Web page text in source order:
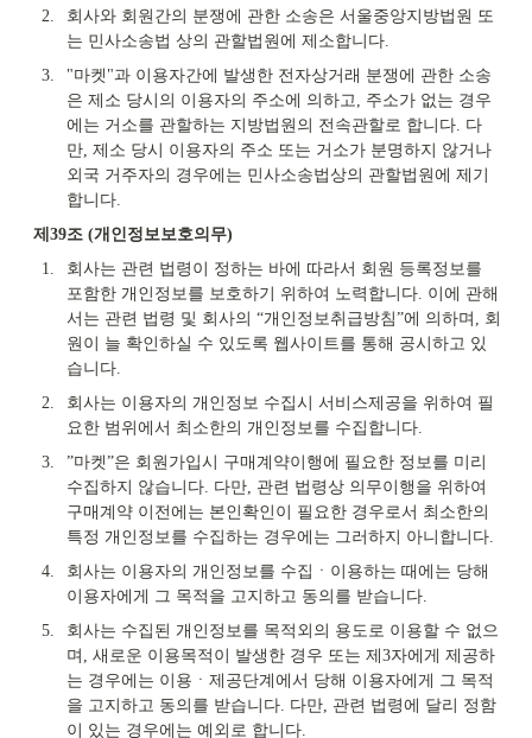
2.
회사와 회원간의 분쟁에 관한 소송은 서울중앙지방법원 또
는 민사소송법 상의 관할법원에 제소합니다.
3.
"마켓"과 이용자간에 발생한 전자상거래 분쟁에 관한 소송
은 제소 당시의 이용자의 주소에 의하고, 주소가 없는 경우
에는 거소를 관할하는 지방법원의 전속관할로 합니다. 다
만, 제소 당시 이용자의 주소 또는 거소가 분명하지 않거나
외국 거주자의 경우에는 민사소송법상의 관할법원에 제기
합니다.
제39조 (개인정보보호의무)
1.
회사는 관련 법령이 정하는 바에 따라서 회원 등록정보를
포함한 개인정보를 보호하기 위하여 노력합니다. 이에 관해
서는 관련 법령 및 회사의 “개인정보취급방침”에 의하며, 회
원이 늘 확인하실 수 있도록 웹사이트를 통해 공시하고 있
습니다.
2.
회사는 이용자의 개인정보 수집시 서비스제공을 위하여 필
요한 범위에서 최소한의 개인정보를 수집합니다.
3.
”마켓”은 회원가입시 구매계약이행에 필요한 정보를 미리
수집하지 않습니다. 다만, 관련 법령상 의무이행을 위하여
구매계약 이전에는 본인확인이 필요한 경우로서 최소한의
특정 개인정보를 수집하는 경우에는 그러하지 아니합니다.
4.
회사는 이용자의 개인정보를 수집ㆍ이용하는 때에는 당해
이용자에게 그 목적을 고지하고 동의를 받습니다.
5.
회사는 수집된 개인정보를 목적외의 용도로 이용할 수 없으
며, 새로운 이용목적이 발생한 경우 또는 제3자에게 제공하
는 경우에는 이용ㆍ제공단계에서 당해 이용자에게 그 목적
을 고지하고 동의를 받습니다. 다만, 관련 법령에 달리 정함
이 있는 경우에는 예외로 합니다.